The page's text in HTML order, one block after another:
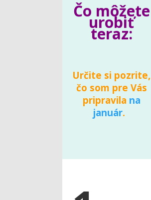
Čo môžete
urobiť
teraz:
Určite si pozrite,
čo som pre Vás
pripravila na
január.